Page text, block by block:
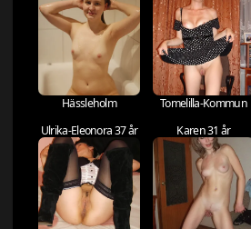
Hässleholm Tomelilla-Kommun
Ulrika-Eleonora 37 år
Karen 31 år